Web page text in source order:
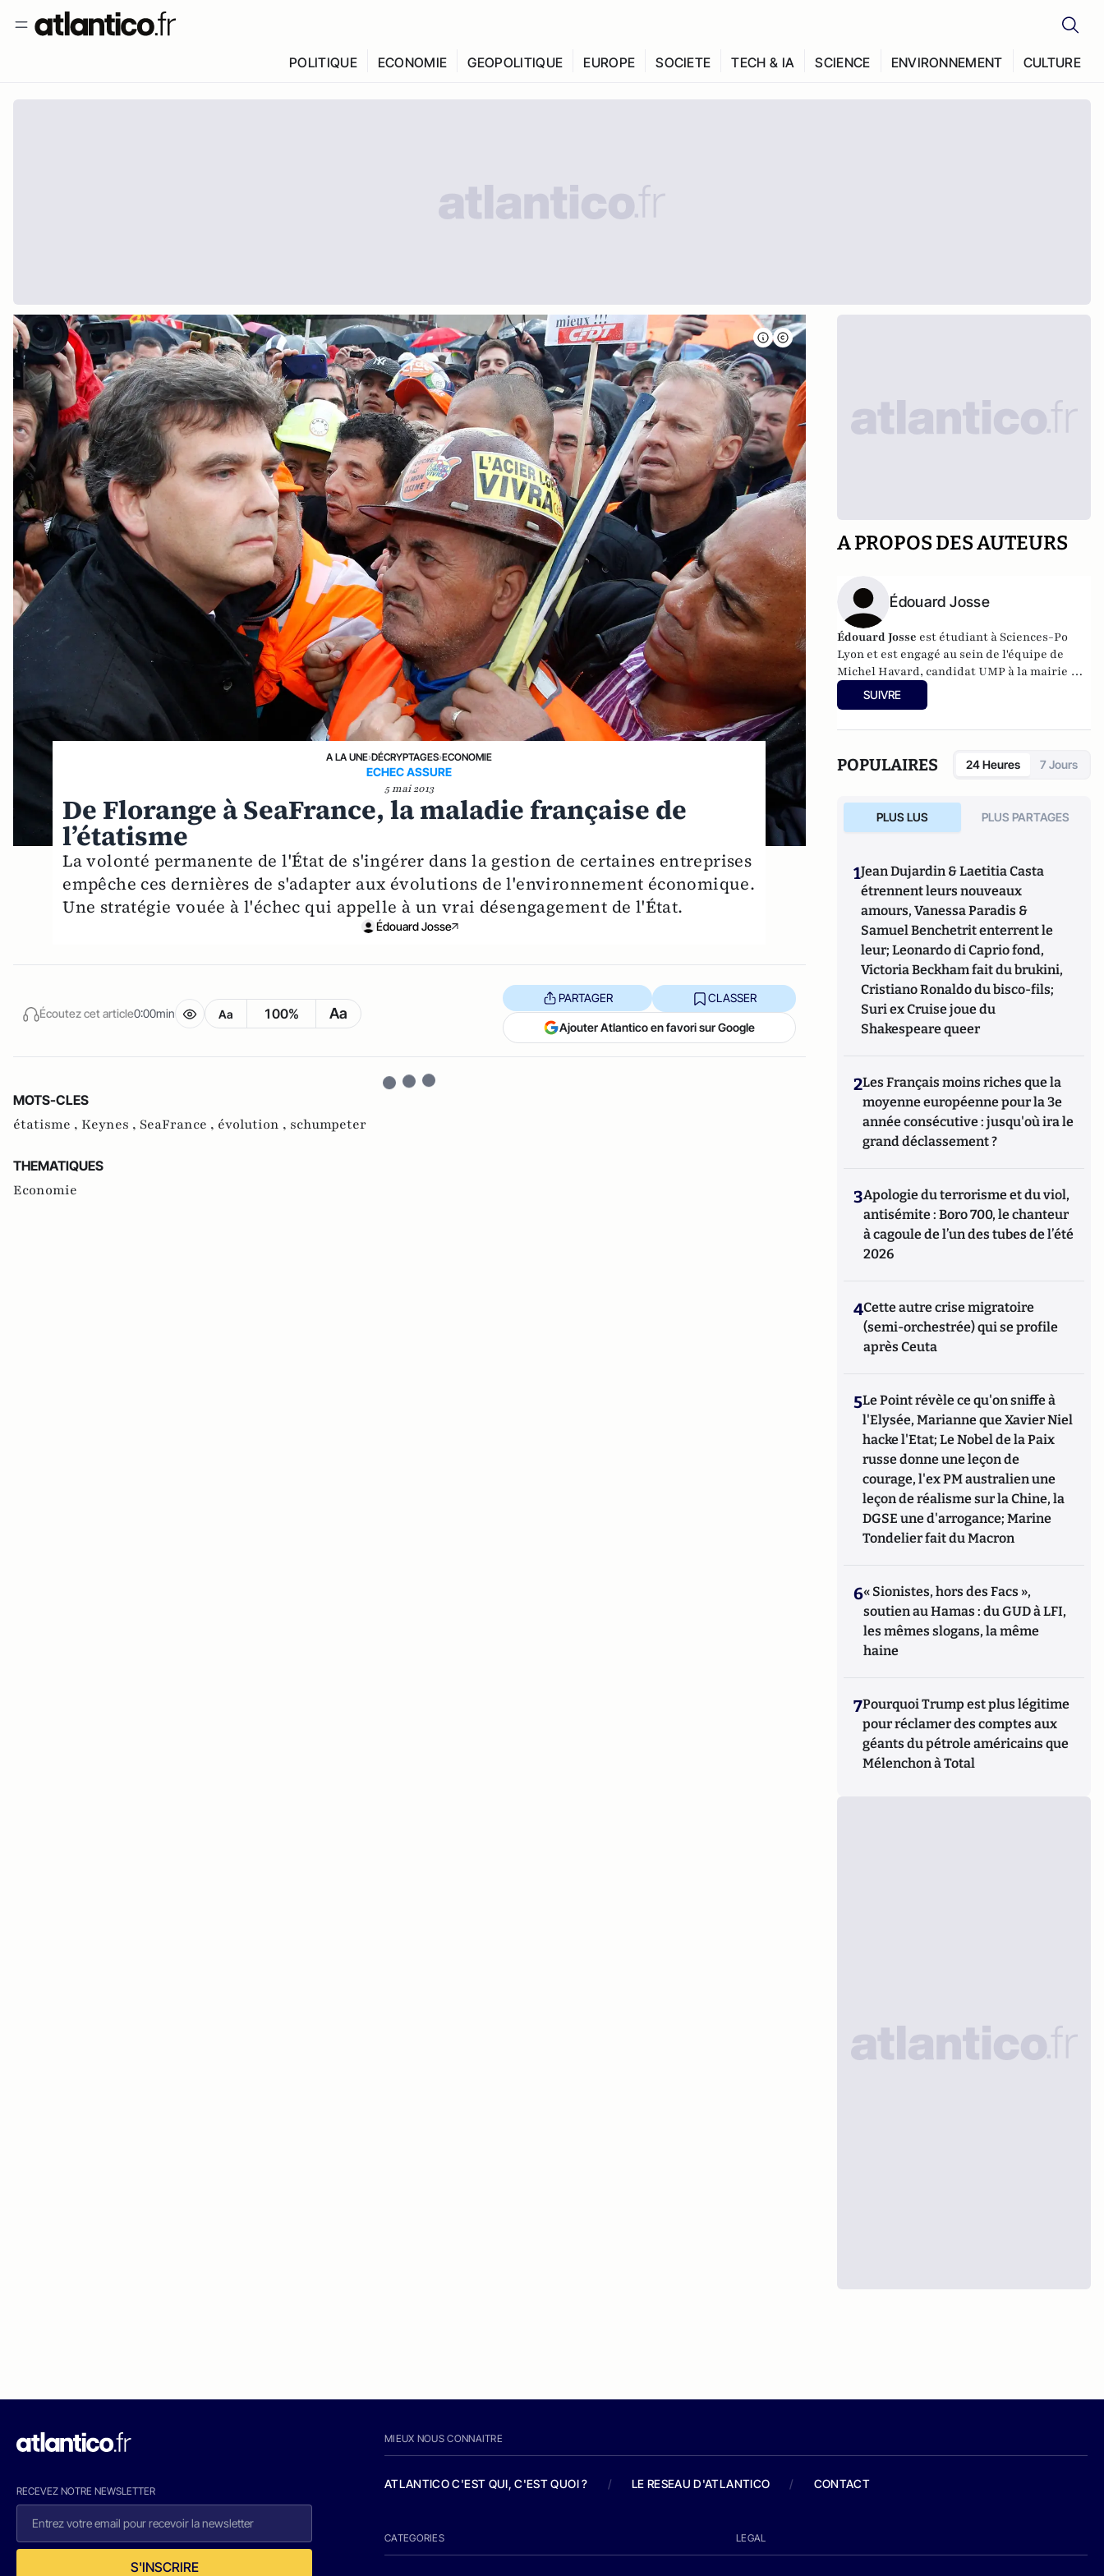
POLITIQUE ECONOMIE GEOPOLITIQUE EUROPE SOCIETE TECH & IA SCIENCE ENVIRONNEMENT CULTURE
A LA UNE›DÉCRYPTAGES›ECONOMIE
ECHEC ASSURE
5 mai 2013
De Florange à SeaFrance, la maladie française de
l’étatisme
La volonté permanente de l'État de s'ingérer dans la gestion de certaines entreprises
empêche ces dernières de s'adapter aux évolutions de l'environnement économique.
Une stratégie vouée à l'échec qui appelle à un vrai désengagement de l'État.
Édouard Josse
Écoutez cet article0:00min Aa 100% Aa
PARTAGER CLASSER
Ajouter Atlantico en favori sur Google
MOTS-CLES
étatisme , Keynes , SeaFrance , évolution , schumpeter
THEMATIQUES
Economie
A PROPOS DES AUTEURS
Édouard Josse
Édouard Josse est étudiant à Sciences-Po
Lyon et est engagé au sein de l'équipe de
Michel Havard, candidat UMP à la mairie de
Lyon.SUIVRE
POPULAIRES 24 Heures 7 Jours
PLUS LUS PLUS PARTAGES
1Jean Dujardin & Laetitia Casta
étrennent leurs nouveaux
amours, Vanessa Paradis &
Samuel Benchetrit enterrent le
leur; Leonardo di Caprio fond,
Victoria Beckham fait du brukini,
Cristiano Ronaldo du bisco-fils;
Suri ex Cruise joue du
Shakespeare queer
2Les Français moins riches que la
moyenne européenne pour la 3e
année consécutive : jusqu'où ira le
grand déclassement ?
3Apologie du terrorisme et du viol,
antisémite : Boro 700, le chanteur
à cagoule de l’un des tubes de l’été
2026
4Cette autre crise migratoire
(semi-orchestrée) qui se profile
après Ceuta
5Le Point révèle ce qu'on sniffe à
l'Elysée, Marianne que Xavier Niel
hacke l'Etat; Le Nobel de la Paix
russe donne une leçon de
courage, l'ex PM australien une
leçon de réalisme sur la Chine, la
DGSE une d'arrogance; Marine
Tondelier fait du Macron
6« Sionistes, hors des Facs »,
soutien au Hamas : du GUD à LFI,
les mêmes slogans, la même
haine
7Pourquoi Trump est plus légitime
pour réclamer des comptes aux
géants du pétrole américains que
Mélenchon à Total
RECEVEZ NOTRE NEWSLETTER
S'INSCRIRE
MIEUX NOUS CONNAITRE
ATLANTICO C'EST QUI, C'EST QUOI ? / LE RESEAU D'ATLANTICO / CONTACT
CATEGORIES LEGAL